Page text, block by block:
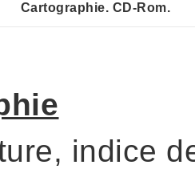
Cartographie. CD-Rom.
indice